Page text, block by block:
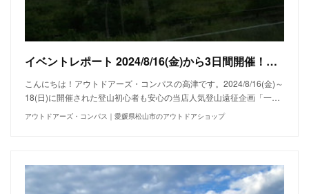
イベントレポート 2024/8/16(金)から3日間開催！一合目から登る富士山チャレンジ その1
こんにちは！アウトドアーズ・コンパスの高津です。2024/8/16(金)～
18(日)に開催された登山初心者も安心の当店人気登山遠征企画「一…
アウトドアーズ・コンパス｜愛媛県松山市のアウトドアショップ